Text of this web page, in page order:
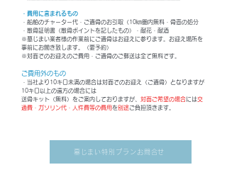
​・費用に含まれるもの
・船舶のチャーター代・ご遺骨のお引取（10㎞圏内無料・骨壺の処分
・散骨証明書（散骨ポイントを記したもの）・献花・献酒
※墓じまい業者様の作業前にご遺骨はお迎えに参ります。お迎え場所を
事前にお聞き致します。（要予約）
​※対面でのお迎えのご費用・ご遺骨のご郵送は全て無料です。
​ご費用外のもの
・当社より10キロ未満の場合は対面でのお迎え（ご遺骨）となりますが
10キロ以上の遠方の場合には
送骨キット（無料）をご案内しておりますが、 対面ご希望の場合 には交
通費・ガソリン代・人件費等の費用を別途ご負担頂きます。
墓じまい特別プランお問合せ